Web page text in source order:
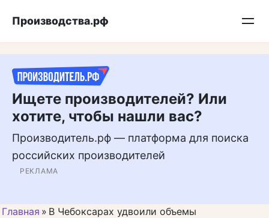
Подписывайтесь на нас в MAX
Производства.рф
Ищете производителей? Или
хотите, чтобы нашли вас?
Производитель.рф — платформа для поиска
российских производителей
РЕКЛАМА
Главная » В Чебоксарах удвоили объемы